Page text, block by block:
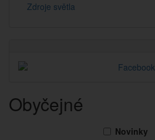
Zdroje světla
Obyčejné
Novinky